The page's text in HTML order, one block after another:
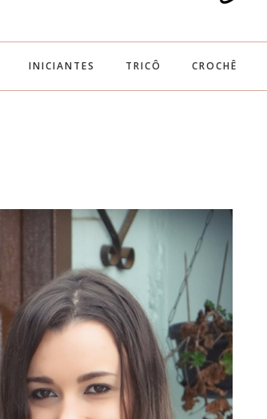
INICIANTES TRICÔ CROCHÊ